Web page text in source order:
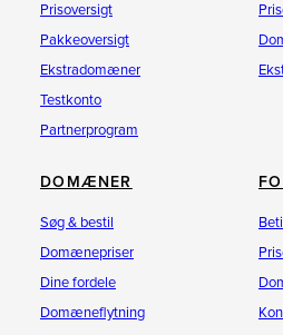
Prisoversigt
Pakkeoversigt
Ekstradomæner
Testkonto
Partnerprogram
DOMÆNER
Søg & bestil
Domænepriser
Dine fordele
Domæneflytning